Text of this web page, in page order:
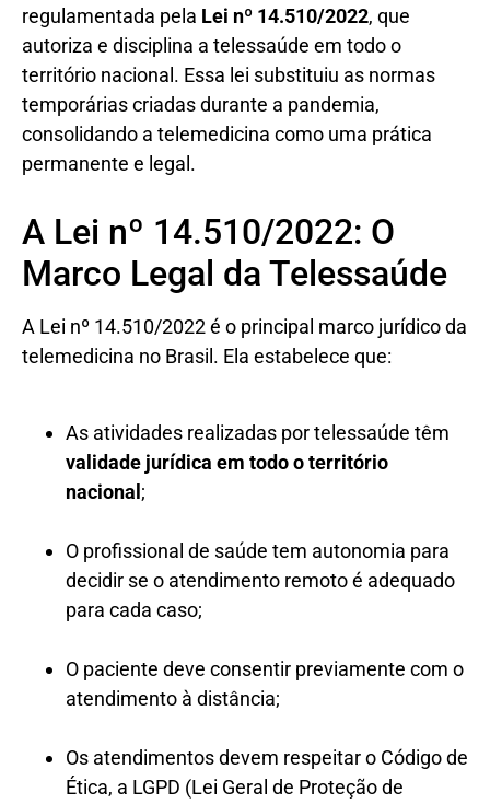
regulamentada pela Lei nº 14.510/2022, que
autoriza e disciplina a telessaúde em todo o
território nacional. Essa lei substituiu as normas
temporárias criadas durante a pandemia,
consolidando a telemedicina como uma prática
permanente e legal.
A Lei nº 14.510/2022: O
Marco Legal da Telessaúde
A Lei nº 14.510/2022 é o principal marco jurídico da
telemedicina no Brasil. Ela estabelece que:
As atividades realizadas por telessaúde têm
validade jurídica em todo o território
nacional ;
O profissional de saúde tem autonomia para
decidir se o atendimento remoto é adequado
para cada caso;
O paciente deve consentir previamente com o
atendimento à distância;
Os atendimentos devem respeitar o Código de
Ética, a LGPD (Lei Geral de Proteção de